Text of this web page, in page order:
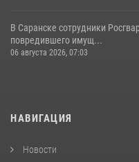
В Саранске сотрудники
повредившего имущ...
06 августа 2026, 07:03
НАВИГАЦИЯ
Новости